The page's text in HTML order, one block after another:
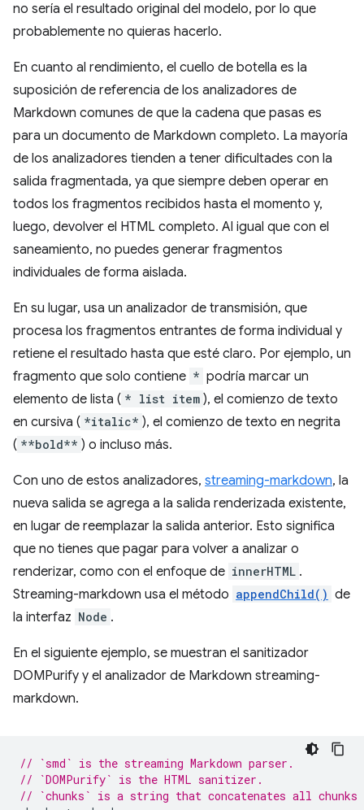
no sería el resultado original del modelo, por lo que
probablemente no quieras hacerlo.
En cuanto al rendimiento, el cuello de botella es la
suposición de referencia de los analizadores de
Markdown comunes de que la cadena que pasas es
para un documento de Markdown completo. La mayoría
de los analizadores tienden a tener dificultades con la
salida fragmentada, ya que siempre deben operar en
todos los fragmentos recibidos hasta el momento y,
luego, devolver el HTML completo. Al igual que con el
saneamiento, no puedes generar fragmentos
individuales de forma aislada.
En su lugar, usa un analizador de transmisión, que
procesa los fragmentos entrantes de forma individual y
retiene el resultado hasta que esté claro. Por ejemplo, un
fragmento que solo contiene * podría marcar un
elemento de lista ( * list item ), el comienzo de texto
en cursiva ( *italic* ), el comienzo de texto en negrita
( **bold** ) o incluso más.
Con uno de estos analizadores, streaming-markdown, la
nueva salida se agrega a la salida renderizada existente,
en lugar de reemplazar la salida anterior. Esto significa
que no tienes que pagar para volver a analizar o
renderizar, como con el enfoque de innerHTML .
Streaming-markdown usa el método appendChild() de
la interfaz Node .
En el siguiente ejemplo, se muestran el sanitizador
DOMPurify y el analizador de Markdown streaming-
markdown.
// `smd` is the streaming Markdown parser.
// `DOMPurify` is the HTML sanitizer.
// `chunks` is a string that concatenates all